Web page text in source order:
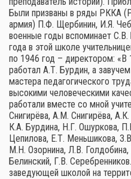
Были призваны в ряды РККА
армия) П.Ф. Щербинин, И.Я.
военные годы вспоминает
года в этой школе
по 1946 год – директором:
работал А.Т. Бурдин, а
мастера педагогического
высокими человеческими
работали вместе со мной
Снигирёва, А.М. Снигирёва,
К.А. Бурдина, Н.Г. Ошуркова,
Цепилова, Е.Т. Меньшикова,
М.Н. Озорнина, Л.В.
Белинский, Г.В.
заведующей школой на